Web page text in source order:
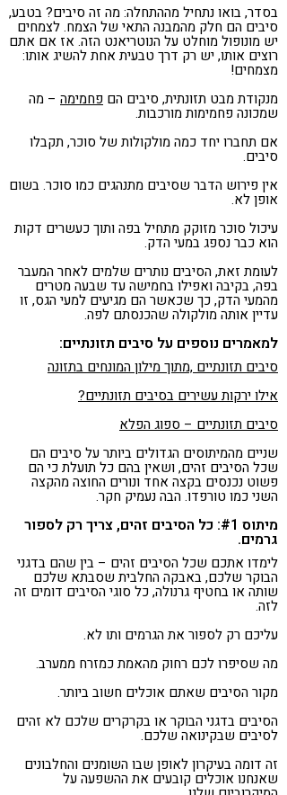
בסדר, בואו נתחיל מההתחלה: מה זה סיבים? בטבע,
סיבים הם חלק מהמבנה התאי של הצמח. לצמחים
יש מונופול מוחלט על הנוטריאנט הזה. אז אם אתם
רוצים אותו, יש רק דרך טבעית אחת להשיג אותו:
מצמחים!
מנקודת מבט תזונתית, סיבים הם פחמימה – מה
שמכונה פחמימות מורכבות.
אם תחברו יחד כמה מולקולות של סוכר, תקבלו
סיבים.
אין פירוש הדבר שסיבים מתנהגים כמו סוכר. בשום
אופן לא.
עיכול סוכר מזוקק מתחיל בפה ותוך כעשרים דקות
הוא כבר נספג במעי הדק.
לעומת זאת, הסיבים נותרים שלמים לאחר המעבר
בפה, בקיבה ואפילו בחמישה עד שבעה מטרים
מהמעי הדק, כך שכאשר הם מגיעים למעי הגס, זו
עדיין אותה מולקולה שהכנסתם לפה.
למאמרים נוספים על סיבים תזונתיים:
סיבים תזונתיים ,מתוך מילון המונחים בתזונה
אילו ירקות עשירים בסיבים תזונתיים?
סיבים תזונתיים – ספוג הפלא
שניים מהמיתוסים הגדולים ביותר על סיבים הם
שכל הסיבים זהים, ושאין בהם כל תועלת כי הם
פשוט נכנסים בקצה אחד ונורים החוצה מהקצה
השני כמו טורפדו. הבה נעמיק חקר.
מיתוס #1: כל הסיבים זהים, צריך רק לספור
גרמים.
לימדו אתכם שכל הסיבים זהים – בין שהם בדגני
הבוקר שלכם, באבקה החלבית שסבתא שלכם
שותה או בחטיף גרנולה, כל סוגי הסיבים דומים זה
לזה.
עליכם רק לספור את הגרמים ותו לא.
מה שסיפרו לכם רחוק מהאמת כמזרח ממערב.
מקור הסיבים שאתם אוכלים חשוב ביותר.
הסיבים בדגני הבוקר או בקרקרים שלכם לא זהים
לסיבים שבקינואה שלכם.
זה דומה בעיקרון לאופן שבו השומנים והחלבונים
שאנחנו אוכלים קובעים את ההשפעה על